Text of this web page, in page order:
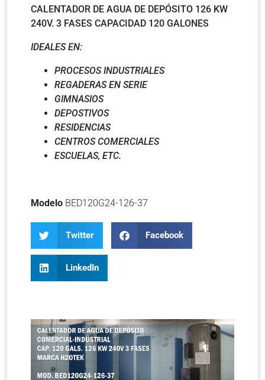
CALENTADOR DE AGUA DE DEPÓSITO 126 KW
240V. 3 FASES CAPACIDAD 120 GALONES
IDEALES EN:
PROCESOS INDUSTRIALES
REGADERAS EN SERIE
GIMNASIOS
DEPOSTIVOS
RESIDENCIAS
CENTROS COMERCIALES
ESCUELAS, ETC.
Modelo BED120G24-126-37
Twitter Facebook
LinkedIn